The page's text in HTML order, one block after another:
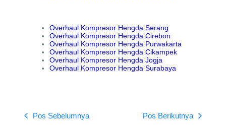
Overhaul Kompresor Hengda Serang
Overhaul Kompresor Hengda Cirebon
Overhaul Kompresor Hengda Purwakarta
Overhaul Kompresor Hengda Cikampek
Overhaul Kompresor Hengda Jogja
Overhaul Kompresor Hengda Surabaya
Pos Sebelumnya Pos Berikutnya